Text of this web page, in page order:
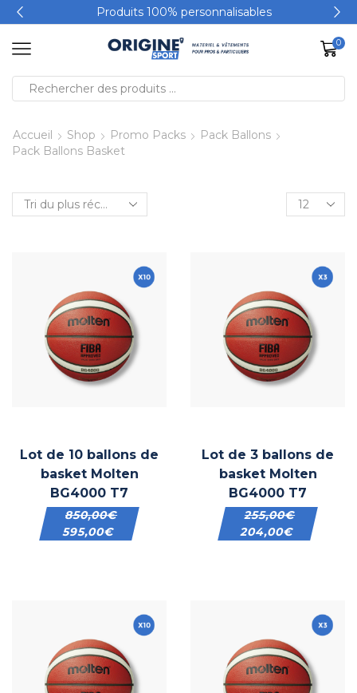
Produits 100% personnalisables
0
Accueil Shop Promo Packs
Pack Ballons
Pack Ballons Basket
Lot de 10 ballons de
basket Molten
BG4000 T7
850,00€
595,00€
Lot de 3 ballons de
basket Molten
BG4000 T7
255,00€
204,00€